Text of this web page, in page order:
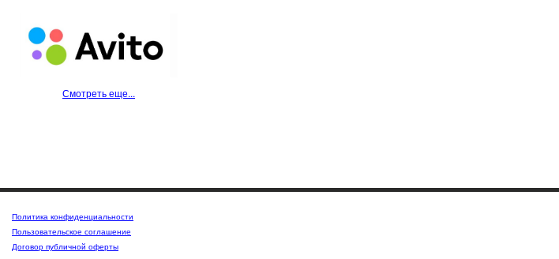
Смотреть еще...
Политика конфиденциальности
Пользовательское соглашение
Договор публичной оферты